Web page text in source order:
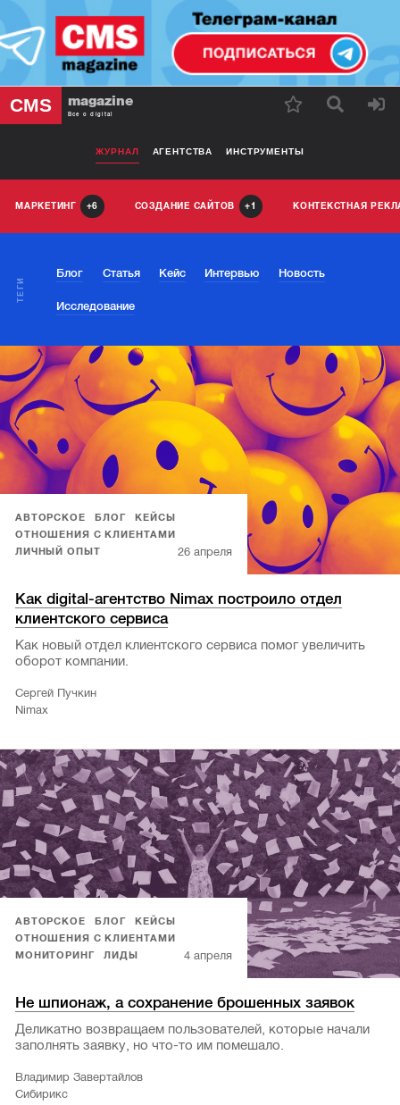
CMS magazine
Все о digital
ЖУРНАЛ АГЕНТСТВА ИНСТРУМЕНТЫ
МАРКЕТИНГ 6 СОЗДАНИЕ САЙТОВ 1 КОНТЕКСТНАЯ
ТЕГИ
Блог Статья Кейс Интервью Новость
Исследование
АВТОРСКОЕ БЛОГ
КЕЙСЫ
ОТНОШЕНИЯ С КЛИЕНТАМИ
ЛИЧНЫЙ ОПЫТ
26 апреля
Как digital-агентство Nimax построило отдел
клиентского сервиса
Как новый отдел клиентского сервиса помог увеличить
оборот компании.
Сергей Пучкин
Nimax
АВТОРСКОЕ БЛОГ
КЕЙСЫ
ОТНОШЕНИЯ С КЛИЕНТАМИ
МОНИТОРИНГ
ЛИДЫ 4 апреля
Не шпионаж, а сохранение брошенных заявок
Деликатно возвращаем пользователей, которые начали
заполнять заявку, но что-то им помешало.
Владимир Завертайлов
Сибирикс